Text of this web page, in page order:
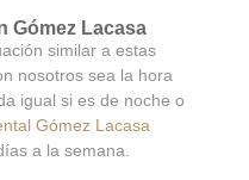
Gómez Lacasa
similar a estas
nosotros sea la hora
igual si es de noche o
Gómez Lacasa
a la semana.